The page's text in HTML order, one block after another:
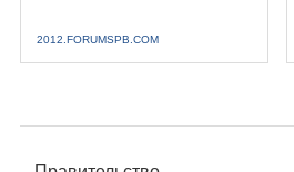
2012.FORUMSPB.COM